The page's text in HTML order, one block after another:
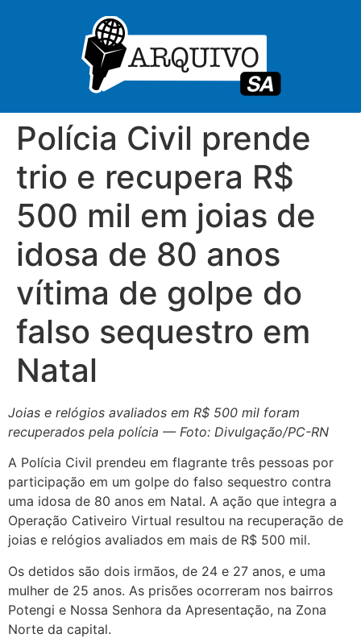
Polícia Civil prende
trio e recupera R$
500 mil em joias de
idosa de 80 anos
vítima de golpe do
falso sequestro em
Natal
Joias e relógios avaliados em R$ 500 mil foram
recuperados pela polícia — Foto: Divulgação/PC-RN
A Polícia Civil prendeu em flagrante três pessoas por
participação em um golpe do falso sequestro contra
uma idosa de 80 anos em Natal. A ação que integra a
Operação Cativeiro Virtual resultou na recuperação de
joias e relógios avaliados em mais de R$ 500 mil.
Os detidos são dois irmãos, de 24 e 27 anos, e uma
mulher de 25 anos. As prisões ocorreram nos bairros
Potengi e Nossa Senhora da Apresentação, na Zona
Norte da capital.